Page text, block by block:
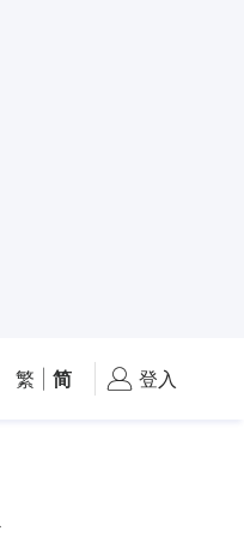
繁 简 登入